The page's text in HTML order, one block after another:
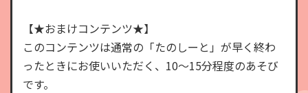
【★おまけコンテンツ★】
このコンテンツは通常の「たのしーと」が早く終わ
ったときにお使いいただく、10～15分程度のあそび
です。